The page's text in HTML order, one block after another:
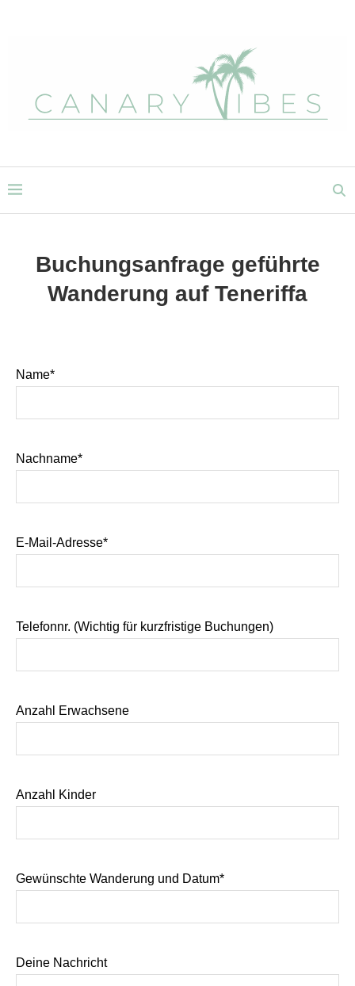
Buchungsanfrage geführte
Wanderung auf Teneriffa
Name*
Nachname*
E-Mail-Adresse*
Telefonnr. (Wichtig für kurzfristige Buchungen)
Anzahl Erwachsene
Anzahl Kinder
Gewünschte Wanderung und Datum*
Deine Nachricht